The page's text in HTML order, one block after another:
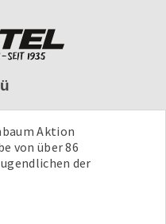
Aktion
von über 86
der